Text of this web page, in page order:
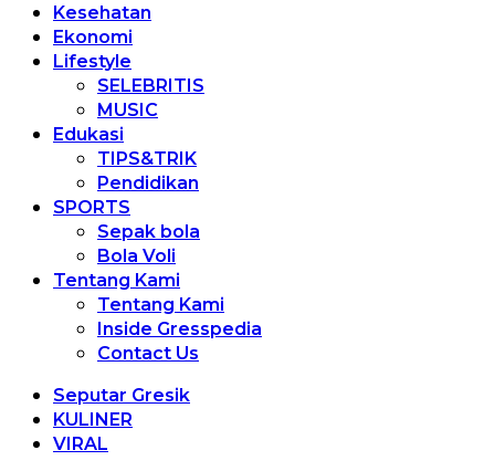
Kesehatan
Ekonomi
Lifestyle
SELEBRITIS
MUSIC
Edukasi
TIPS&TRIK
Pendidikan
SPORTS
Sepak bola
Bola Voli
Tentang Kami
Tentang Kami
Inside Gresspedia
Contact Us
Seputar Gresik
KULINER
VIRAL